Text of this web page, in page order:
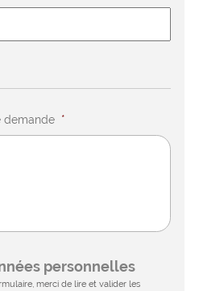
demande *
personnelles
merci de lire et valider les